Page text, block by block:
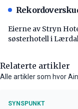
Eierne av Stryn
søsterhotell i
Relaterte artikler
Alle artikler som hvor
SYNSPUNKT